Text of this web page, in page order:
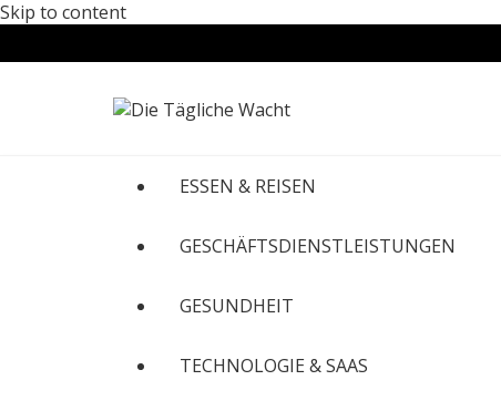
Skip to content
ESSEN & REISEN
GESCHÄFTSDIENSTLEISTUNGEN
GESUNDHEIT
TECHNOLOGIE & SAAS